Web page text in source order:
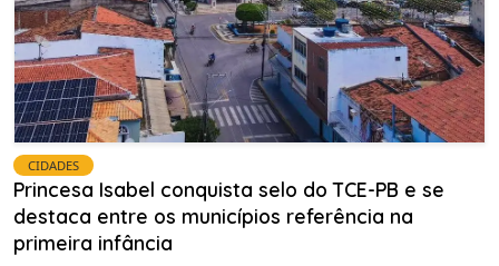
CIDADES
Princesa Isabel conquista selo do TCE-PB e se
destaca entre os municípios referência na
primeira infância